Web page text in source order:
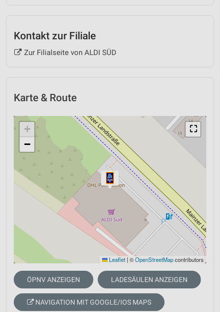
Kontakt zur Filiale
Zur Filialseite von ALDI SÜD
Karte & Route
⛶
+
−
Leaflet | ©OpenStreetMapcontributors
ÖPNV ANZEIGEN LADESÄULEN ANZEIGEN
NAVIGATION MIT GOOGLE/IOS MAPS